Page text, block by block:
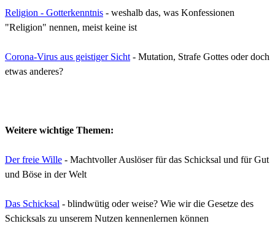
Religion - Gotterkenntnis - weshalb das, was Konfessionen
"Religion" nennen, meist keine ist
Corona-Virus aus geistiger Sicht - Mutation, Strafe Gottes oder doch
etwas anderes?
Weitere wichtige Themen:
Der freie Wille - Machtvoller Auslöser für das Schicksal und für Gut
und Böse in der Welt
Das Schicksal - blindwütig oder weise? Wie wir die Gesetze des
Schicksals zu unserem Nutzen kennenlernen können